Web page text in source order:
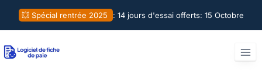
Aller
💥 Spécial rentrée 2025 : 14 jours d'essai offerts: 15 Octobre